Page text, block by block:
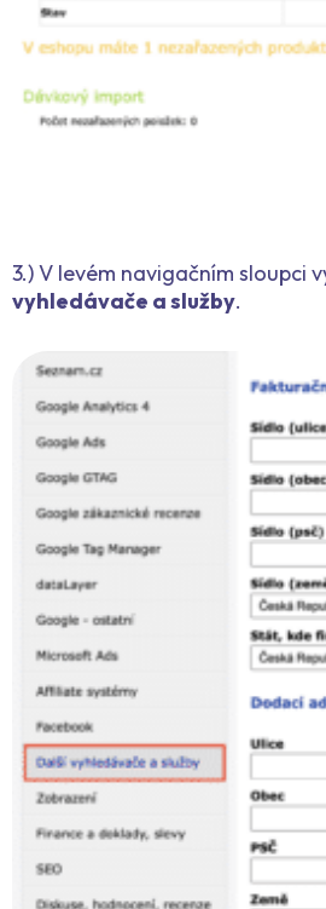
3.) V levém navigačním sloupci
vyhledávače a služby.